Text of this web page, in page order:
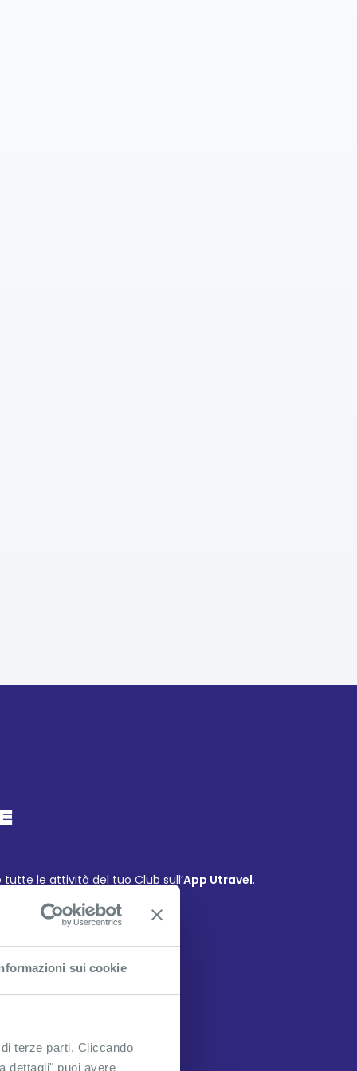
sui cookie
terze parti. Cliccando
dettagli" puoi avere
tutte le attività del tuo Club sull’App Utravel.
VEN